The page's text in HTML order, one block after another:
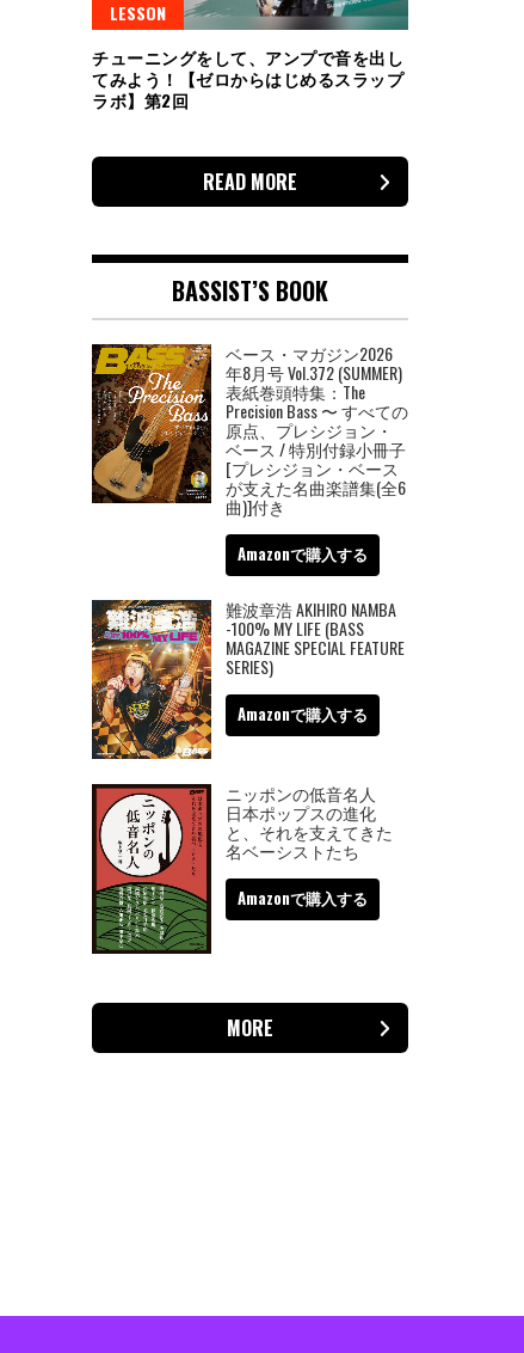
LESSON
チューニングをして、アンプで音を出し
てみよう！【ゼロからはじめるスラップ
ラボ】第2回
READ MORE
BASSIST’S BOOK
ベース・マガジン2026
年8月号 Vol.372 (SUMMER)
表紙巻頭特集：The
Precision Bass 〜 すべての
原点、プレシジョン・
ベース / 特別付録小冊子
[プレシジョン・ベース
が支えた名曲楽譜集(全6
曲)]付き
Amazonで購入する
難波章浩 AKIHIRO NAMBA
-100% MY LIFE (BASS
MAGAZINE SPECIAL FEATURE
SERIES)
Amazonで購入する
ニッポンの低音名人
日本ポップスの進化
と、それを支えてきた
名ベーシストたち
Amazonで購入する
MORE